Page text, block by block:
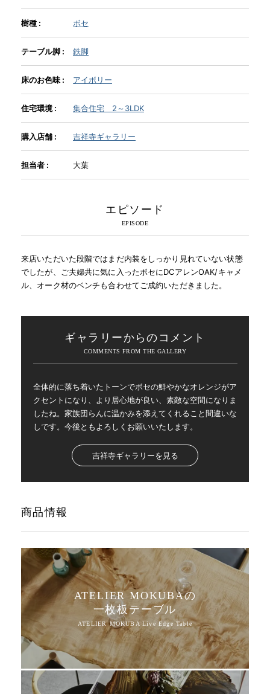
納品事例
INFORMATION
MOKUBA CHANNEL
よくあるご質問
樹種 : ボセ
テーブル脚 : 鉄脚
床のお色味 : アイボリー
住宅環境 : 集合住宅 2～3LDK
購入店舗 : 吉祥寺ギャラリー
担当者 : 大葉
エピソード
来店いただいた段階ではまだ内装をしっかり見れていない状態
でしたが、ご夫婦共に気に入ったボセにDCアレンOAK/キャメ
ル、オーク材のベンチも合わせてご成約いただきました。
ギャラリーからのコメント
全体的に落ち着いたトーンでボセの鮮やかなオレンジがア
クセントになり、より居心地が良い、素敵な空間になりま
したね。家族団らんに温かみを添えてくれること間違いな
しです。今後ともよろしくお願いいたします。
吉祥寺ギャラリーを見る
商品情報
ATELIER MOKUBAの
一枚板テーブル